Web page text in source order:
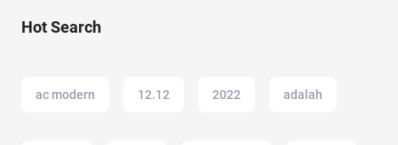
Hot Search
ac modern 12.12 2022 adalah